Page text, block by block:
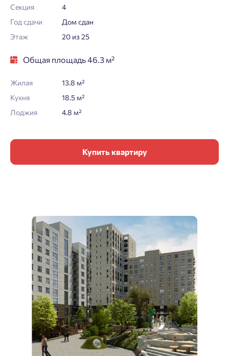
Секция
4
Год сдачи
Дом сдан
Этаж
20 из 25
Общая площадь 46.3 м²
Жилая
13.8 м²
Кухня
18.5 м²
Лоджия
4.8 м²
Купить квартиру